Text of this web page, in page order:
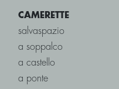
CAMERETTE
salvaspazio
a soppalco
a castello
a ponte